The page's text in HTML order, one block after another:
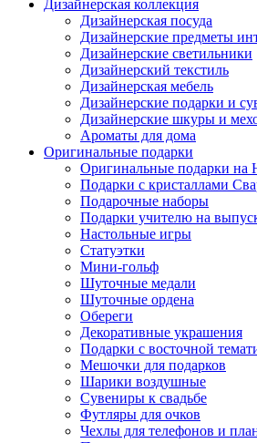
Дизайнерская коллекция
Дизайнерская посуда
Дизайнерские предметы
Дизайнерские светильники
Дизайнерский текстиль
Дизайнерская мебель
Дизайнерские подарки и
Дизайнерские шкуры и
Ароматы для дома
Оригинальные подарки
Оригинальные подарки на
Подарки с кристаллами
Подарочные наборы
Подарки учителю на
Настольные игры
Статуэтки
Мини-гольф
Шуточные медали
Шуточные ордена
Обереги
Декоративные украшения
Подарки с восточной
Мешочки для подарков
Шарики воздушные
Сувениры к свадьбе
Футляры для очков
Чехлы для телефонов и